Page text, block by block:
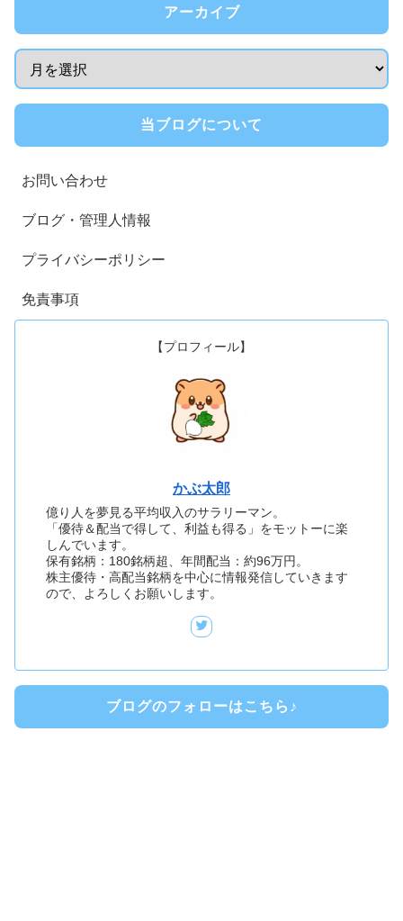
アーカイブ
当ブログについて
お問い合わせ
ブログ・管理人情報
プライバシーポリシー
免責事項
【プロフィール】
かぶ太郎
億り人を夢見る平均収入のサラリーマン。
「優待＆配当で得して、利益も得る」をモットーに楽
しんでいます。
保有銘柄：180銘柄超、年間配当：約96万円。
株主優待・高配当銘柄を中心に情報発信していきます
ので、よろしくお願いします。
ブログのフォローはこちら♪